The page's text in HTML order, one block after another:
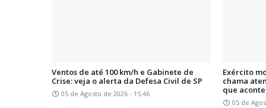
Ventos de até 100 km/h e Gabinete de
Crise: veja o alerta da Defesa Civil de SP
05 de Agosto de 2026 - 15:46
Exército
chama
que
05 de